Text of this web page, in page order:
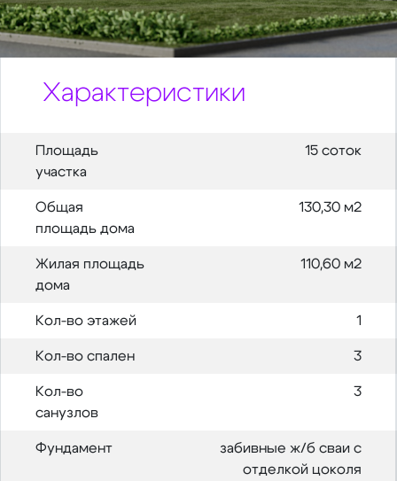
Характеристики
Площадь
участка
15 соток
Общая
площадь дома
130,30 м2
Жилая площадь
дома
110,60 м2
Кол-во этажей 1
Кол-во спален 3
Кол-во
санузлов
3
Фундамент
забивные ж/б сваи с
отделкой цоколя